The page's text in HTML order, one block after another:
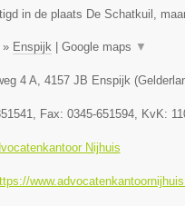
in de plaats De Schatkuil,
» Enspijk| Google maps ▼
4 A, 4157 JB Enspijk(
, Fax: 0345-651594, KvK:
Nijhuis